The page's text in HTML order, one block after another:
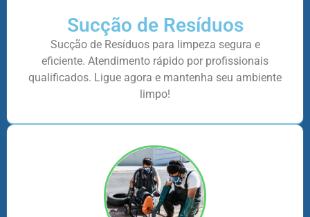
Sucção de Resíduos
Sucção de Resíduos para limpeza segura e
eficiente. Atendimento rápido por profissionais
qualificados. Ligue agora e mantenha seu ambiente
limpo!